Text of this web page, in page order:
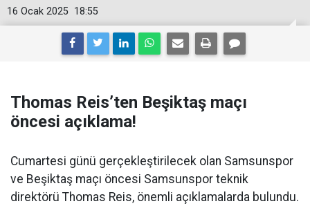
18:55
16 Ocak 2025
Thomas Reis’ten Beşiktaş maçı
öncesi açıklama!
Cumartesi günü gerçekleştirilecek olan Samsunspor
ve Beşiktaş maçı öncesi Samsunspor teknik
direktörü Thomas Reis, önemli açıklamalarda bulundu.